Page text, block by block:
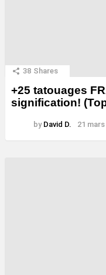
38 Shares
+25 tatouages
signification!
by David D. 21